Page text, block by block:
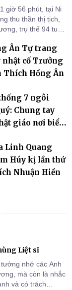
giờ 56 phút, tại Ni
thu thần thị tịch,
trụ thế 94 tuổi
Ân Tự trang
cố Trưởng
Thích Hồng Ân
7 ngôi
Chung tay
giáo nơi biển
Linh Quang
Húy kị lần thứ
Nhuận Hiền
Liệt sĩ
nhớ các Anh
mà còn là nhắc
và có trách